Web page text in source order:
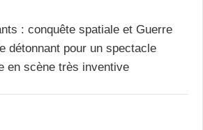
: conquête spatiale et Guerre
détonnant pour un spectacle
en scène très inventive